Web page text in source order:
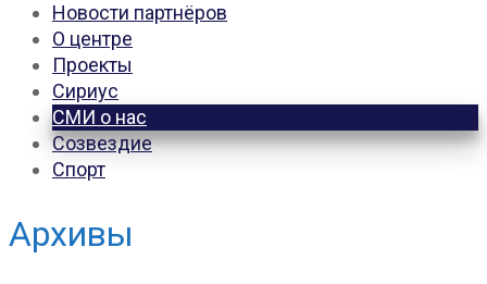
Новости партнёров
О центре
Проекты
Сириус
СМИ о нас
Созвездие
Спорт
Архивы